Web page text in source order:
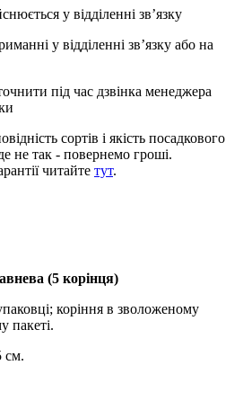
у відділенні зв’язку
у відділенні зв’язку або на
під час дзвінка менеджера
сортів і якість посадкового
не так - повернемо гроші.
читайте тут.
(5 корінця)
коріння в зволоженому
пакеті.
см.